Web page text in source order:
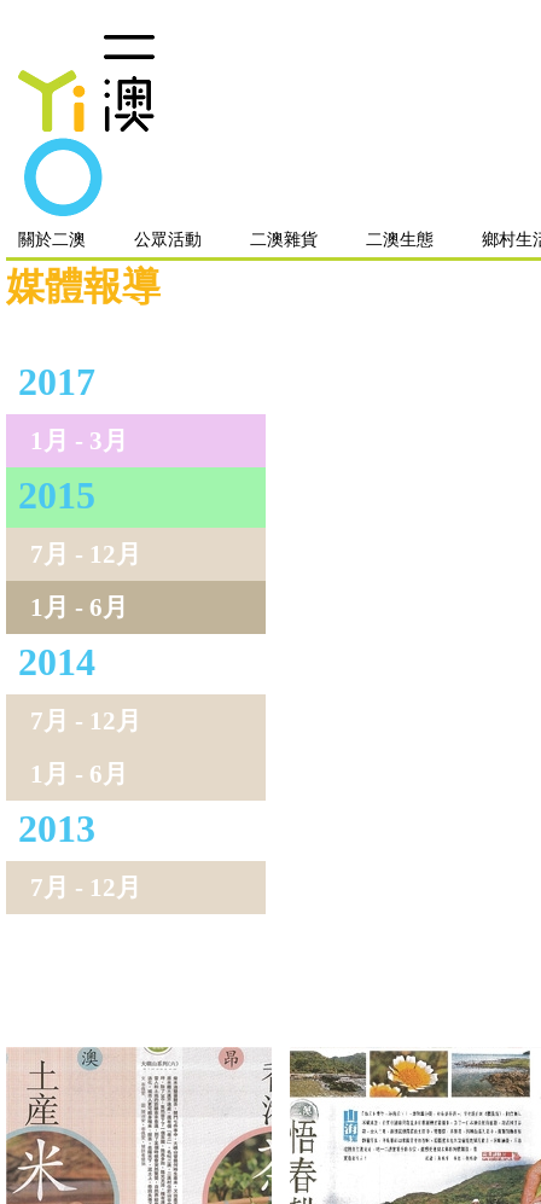
關於二澳 公眾活動 二澳雜貨 二澳生態 鄉村生
媒體報導
2017
1月 - 3月
2015
7月 - 12月
1月 - 6月
2014
7月 - 12月
1月 - 6月
2013
7月 - 12月